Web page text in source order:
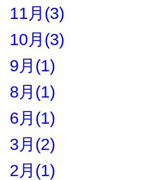
11月(3)
10月(3)
9月(1)
8月(1)
6月(1)
3月(2)
2月(1)